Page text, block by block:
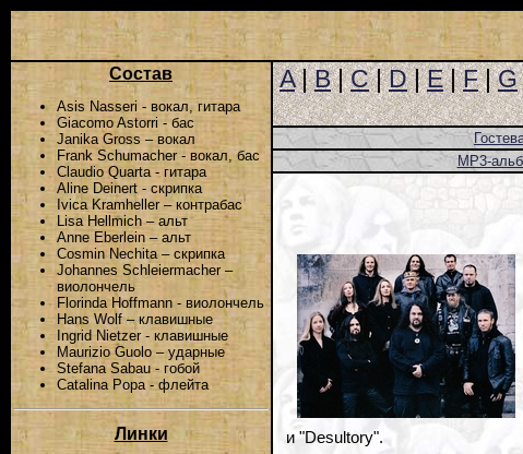
Состав
Asis Nasseri - вокал, гитара
Giacomo Astorri - бас
Janika Gross – вокал
Frank Schumacher - вокал, бас
Claudio Quarta - гитара
Aline Deinert - скрипка
Ivica Kramheller – контрабас
Lisa Hellmich – альт
Anne Eberlein – альт
Cosmin Nechita – скрипка
Johannes Schleiermacher –
виолончель
Florinda Hoffmann - виолончель
Hans Wolf – клавишные
Ingrid Nietzer - клавишные
Maurizio Guolo – ударные
Stefana Sabau - гобой
Catalina Popa - флейта
Линки
A|B|C|D|E|F|G
MP3-
и "Desultory".